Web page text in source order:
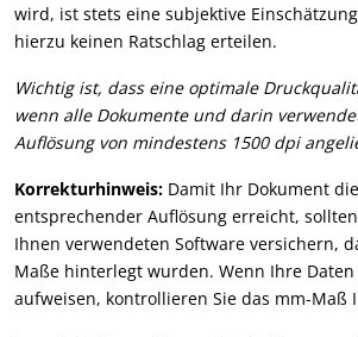
wird, ist stets eine subjektive
hierzu keinen Ratschlag erteilen.
Wichtig ist, dass eine optimale
wenn alle Dokumente und darin
Auflösung von mindestens 1500 dpi
Korrekturhinweis: Damit Ihr Dokument
entsprechender Auflösung erreicht,
Ihnen verwendeten Software versichern,
Maße hinterlegt wurden. Wenn Ihre Daten
aufweisen, kontrollieren Sie das mm-Maß